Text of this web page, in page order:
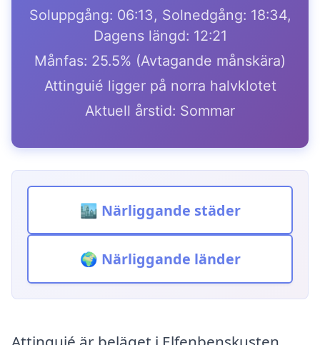
Soluppgång: 06:13, Solnedgång: 18:34,
Dagens längd: 12:21
Månfas: 25.5% (Avtagande månskära)
Attinguié ligger på norra halvklotet
Aktuell årstid: Sommar
🏙️ Närliggande städer
🌍 Närliggande länder